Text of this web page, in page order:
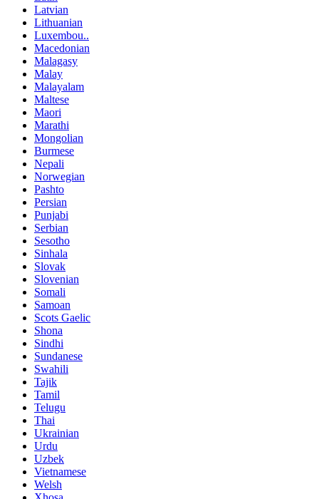
Latvian
Lithuanian
Luxembou..
Macedonian
Malagasy
Malay
Malayalam
Maltese
Maori
Marathi
Mongolian
Burmese
Nepali
Norwegian
Pashto
Persian
Punjabi
Serbian
Sesotho
Sinhala
Slovak
Slovenian
Somali
Samoan
Scots Gaelic
Shona
Sindhi
Sundanese
Swahili
Tajik
Tamil
Telugu
Thai
Ukrainian
Urdu
Uzbek
Vietnamese
Welsh